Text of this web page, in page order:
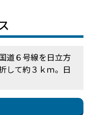
道６号線を日立方
して約３ｋｍ。日